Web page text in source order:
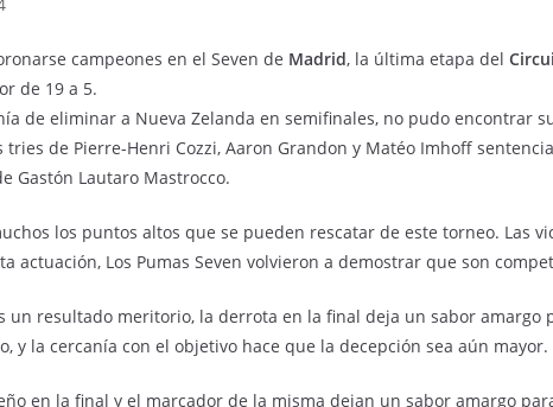
campeones en el Seven de Madrid, la última etapa del
de 19 a 5.
de eliminar a Nueva Zelanda en semifinales, no pudo encontrar
tries de Pierre-Henri Cozzi, Aaron Grandon y Matéo Imhoff
Gastón Lautaro Mastrocco.
los puntos altos que se pueden rescatar de este torneo. Las
actuación, Los Pumas Seven volvieron a demostrar que son
un resultado meritorio, la derrota en la final deja un sabor amargo
y la cercanía con el objetivo hace que la decepción sea aún mayor.
en la final y el marcador de la misma dejan un sabor amargo